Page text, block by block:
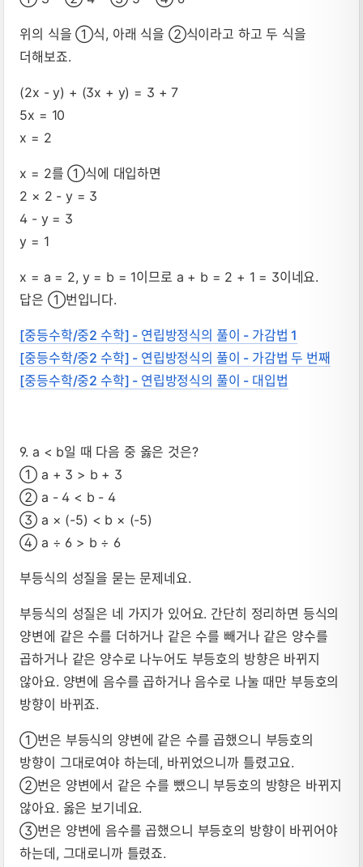
위의 식을 ①식, 아래 식을 ②식이라고 하고 두 식을
더해보죠.
(2x - y) + (3x + y) = 3 + 7
5x = 10
x = 2
x = 2를 ①식에 대입하면
2 × 2 - y = 3
4 - y = 3
y = 1
x = a = 2, y = b = 1이므로 a + b = 2 + 1 = 3이네요.
답은 ①번입니다.
[중등수학/중2 수학] - 연립방정식의 풀이 - 가감법 1
[중등수학/중2 수학] - 연립방정식의 풀이 - 가감법 두 번째
[중등수학/중2 수학] - 연립방정식의 풀이 - 대입법
9. a < b일 때 다음 중 옳은 것은?
① a + 3 > b + 3
② a - 4 < b - 4
③ a × (-5) < b × (-5)
④ a ÷ 6 > b ÷ 6
부등식의 성질을 묻는 문제네요.
부등식의 성질은 네 가지가 있어요. 간단히 정리하면 등식의
양변에 같은 수를 더하거나 같은 수를 빼거나 같은 양수를
곱하거나 같은 양수로 나누어도 부등호의 방향은 바뀌지
않아요. 양변에 음수를 곱하거나 음수로 나눌 때만 부등호의
방향이 바뀌죠.
①번은 부등식의 양변에 같은 수를 곱했으니 부등호의
방향이 그대로여야 하는데, 바뀌었으니까 틀렸고요.
②번은 양변에서 같은 수를 뺐으니 부등호의 방향은 바뀌지
않아요. 옳은 보기네요.
③번은 양변에 음수를 곱했으니 부등호의 방향이 바뀌어야
하는데, 그대로니까 틀렸죠.